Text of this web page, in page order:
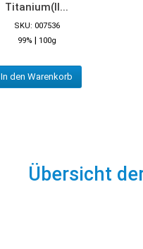
Titanium(II...
SKU: 007536
99% | 100g
In den Warenkorb
Übersicht